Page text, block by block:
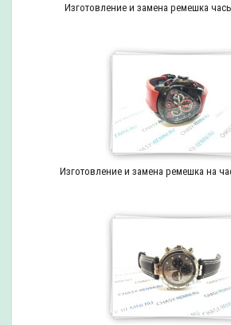
Изготовление и замена ремешка
Изготовление и замена ремешка на